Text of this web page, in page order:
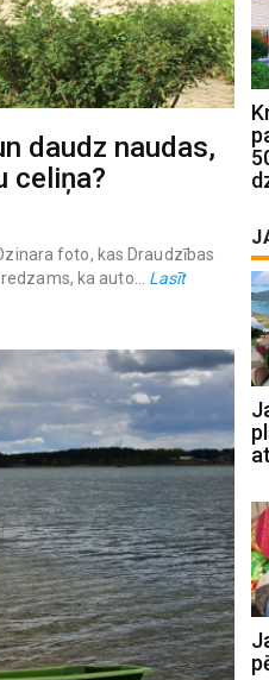
daudz naudas,
celiņa?
foto, kas Draudzības
ka auto... Lasīt